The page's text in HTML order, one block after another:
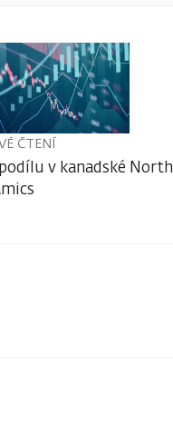
ČTENÍ
v kanadské North